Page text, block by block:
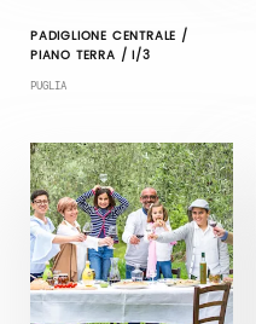
PADIGLIONE CENTRALE /
PIANO TERRA / I/3
PUGLIA